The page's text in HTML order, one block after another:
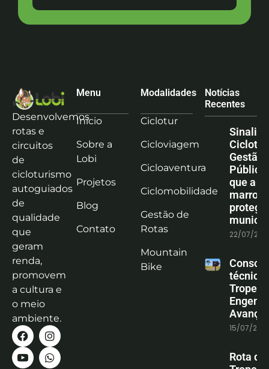
Desenvolvemos
rotas e
circuitos
de
cicloturismo
autoguiados
de
qualidade
que
geram
renda,
promovem
a cultura e
o meio
ambiente.
Menu
Início
Sobre a
Lobi
Projetos
Blog
Contato
Modalidades
Ciclotur
Cicloviagem
Cicloaventura
Ciclomobilidade
Gestão de
Rotas
Mountain
Bike
Notícias
Recentes
Gestão
que a
marrom
protege
22/07/
técnica
15/07/
Rota